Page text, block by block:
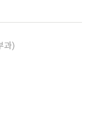
과)